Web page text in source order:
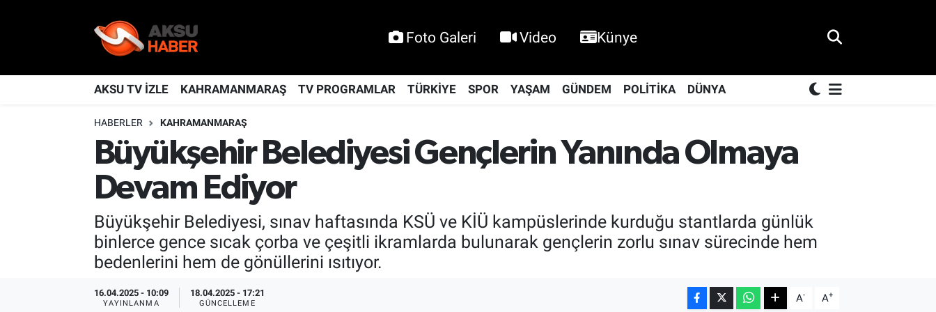
Foto Galeri Video Künye
AKSU TV İZLE KAHRAMANMARAŞ TV PROGRAMLAR TÜRKİYE SPOR YAŞAM GÜNDEM POLİTİKA DÜNYA
HABERLER KAHRAMANMARAŞ
Büyükşehir Belediyesi Gençlerin Yanında Olmaya
Devam Ediyor
Büyükşehir Belediyesi, sınav haftasında KSÜ ve KİÜ kampüslerinde kurduğu stantlarda günlük
binlerce gence sıcak çorba ve çeşitli ikramlarda bulunarak gençlerin zorlu sınav sürecinde hem
bedenlerini hem de gönüllerini ısıtıyor.
16.04.2025 - 10:09
YAYINLANMA
18.04.2025 - 17:21
GÜNCELLEME A- A+
KAHRAMANMARAŞ
Nöbetçi Eczaneler
Hava Durumu
Kahramanmaraş Namaz Vakitleri
Trafik Durumu
TFF 2.Lig Kırmızı Grup Puan Durumu ve Fikstür
Tüm Manşetler
Son Dakika Haberleri
Haber Arşivi